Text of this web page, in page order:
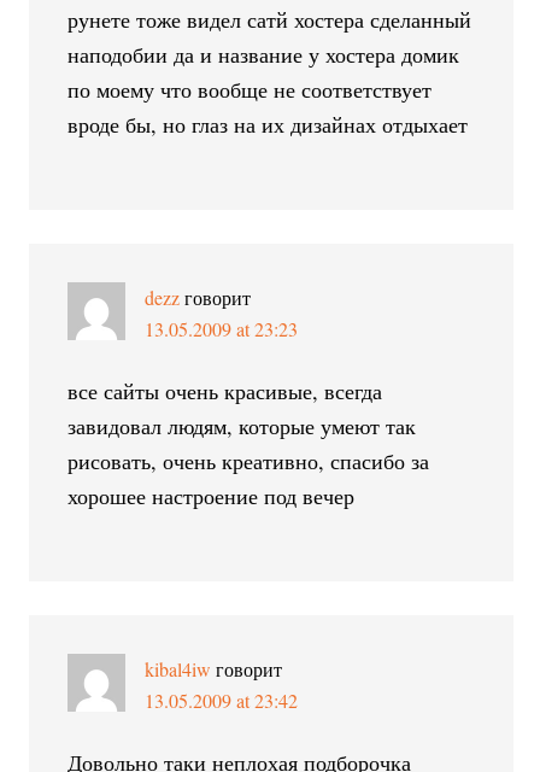
рунете тоже видел сатй хостера сделанный
наподобии да и название у хостера домик
по моему что вообще не соответствует
вроде бы, но глаз на их дизайнах отдыхает
dezz говорит
13.05.2009 at 23:23
все сайты очень красивые, всегда
завидовал людям, которые умеют так
рисовать, очень креативно, спасибо за
хорошее настроение под вечер
kibal4iw говорит
13.05.2009 at 23:42
Довольно таки неплохая подборочка